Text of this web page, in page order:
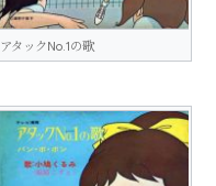
アタックNo.1の歌